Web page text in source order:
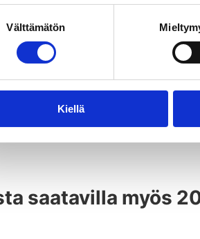
Välttämätön
Kiellä
on tuhansia linkkimastoja,
projektissa havaittiin, että
sähköntuotannon jopa
saatavilla myös